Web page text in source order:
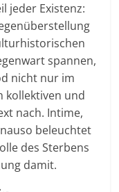
jeder Existenz:
spannen,
nicht nur im
kollektiven und
nach. Intime,
beleuchtet
des Sterbens
damit.